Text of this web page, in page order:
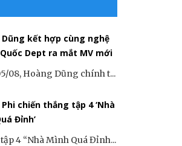
Dũng kết hợp cùng nghệ
Dept ra mắt MV mới
08, Hoàng Dũng chính t...
chiến thắng tập 4 ‘Nhà
Đỉnh’
4 “Nhà Mình Quá Đỉnh...